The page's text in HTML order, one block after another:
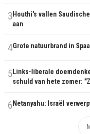
3 Houthi's vallen
aan
4Grote natuurbrand in
5 Links-liberale
schuld van hete zomer:
6 Netanyahu: Israël